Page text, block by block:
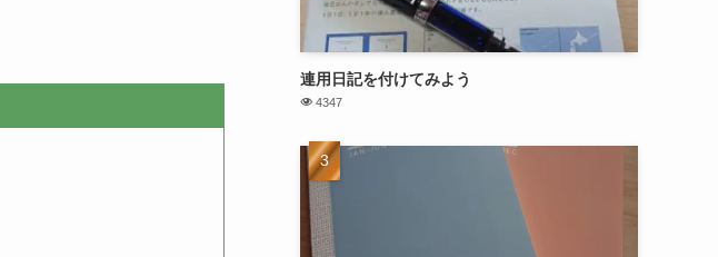
連用日記を付けてみよう
4347